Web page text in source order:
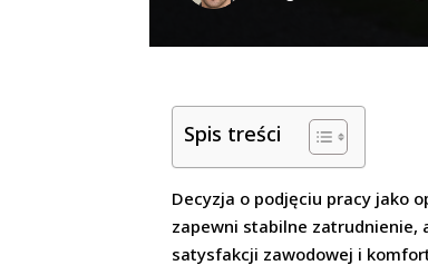
Spis treści
Decyzja o podjęciu pracy jako
zapewni stabilne zatrudnienie,
satysfakcji zawodowej i